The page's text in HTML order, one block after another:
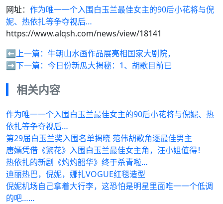
网址： 作为唯一一个入围白玉兰最佳女主的90后小花将与倪
妮、热依扎等争夺视后…
https://www.alqsh.com/news/view/18141
⬅️上一篇： 牛朝山水画作品展亮相国家大剧院，
➡️下一篇： 今日份新瓜大揭秘：1、胡歌目前已
相关内容
作为唯一一个入围白玉兰最佳女主的90后小花将与倪妮、热
依扎等争夺视后…
第29届白玉兰奖入围名单揭晓 范伟胡歌角逐最佳男主
唐嫣凭借《繁花》入围白玉兰最佳女主角，汪小姐值得！
热依扎的新剧《灼灼韶华》终于杀青啦…
迪丽热巴，倪妮，娜扎VOGUE红毯造型
倪妮机场自己拿着大行李，这恐怕是明星里面唯一一个低调
的吧……